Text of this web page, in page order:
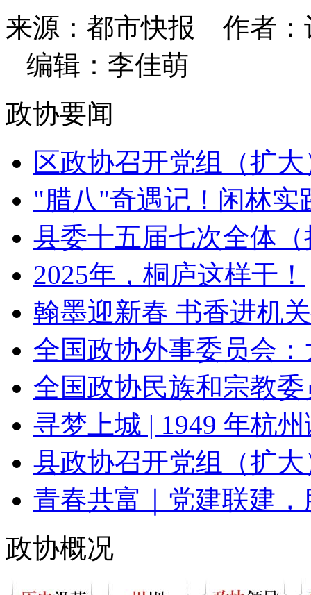
来源：都市快报 作者
编辑：李佳萌
政协要闻
区政协召开党组（扩
"腊八"奇遇记！闲林实
县委十五届七次全体
2025年，桐庐这样干！
翰墨迎新春 书香进机
全国政协外事委员会
全国政协民族和宗教
寻梦上城 | 1949 年杭
县政协召开党组（扩
青春共富｜党建联建
政协概况